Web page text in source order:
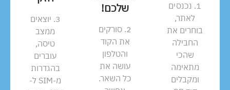
1. נכנסים
לאתר,
בוחרים את
החבילה
שהכי
מתאימה
ומקבלים
שלכם!
2. סורקים
את הקוד
והטלפון
עושה את
כל השאר.
3. יוצאים
ממצב
טיסה,
עוברים
בהגדרות
מ-SIM ל-